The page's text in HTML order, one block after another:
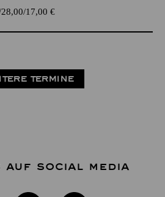
28,00 17,00 €
TERMINE
AUF SOCIAL MEDIA